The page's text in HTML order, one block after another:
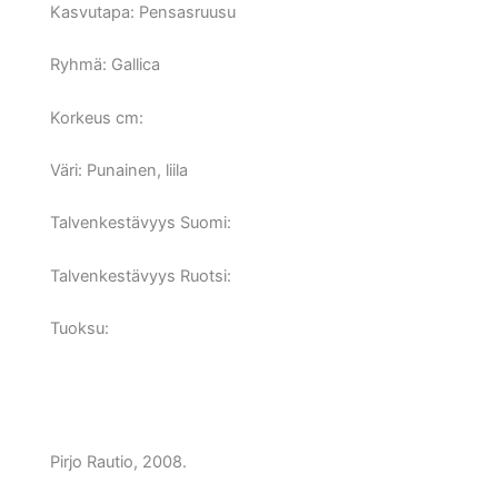
Kasvutapa: Pensasruusu
Ryhmä: Gallica
Korkeus cm:
Väri: Punainen, liila
Talvenkestävyys Suomi:
Talvenkestävyys Ruotsi:
Tuoksu:
Pirjo Rautio, 2008.